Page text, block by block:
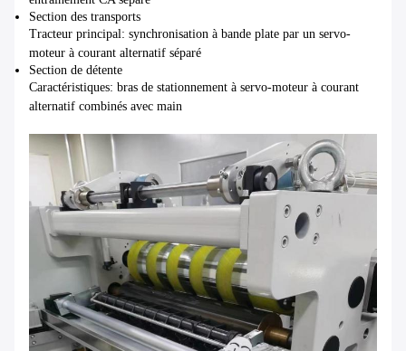
Section des transports
Tracteur principal: synchronisation à bande plate par un servo-
moteur à courant alternatif séparé
Section de détente
Caractéristiques: bras de stationnement à servo-moteur à courant
alternatif combinés avec main